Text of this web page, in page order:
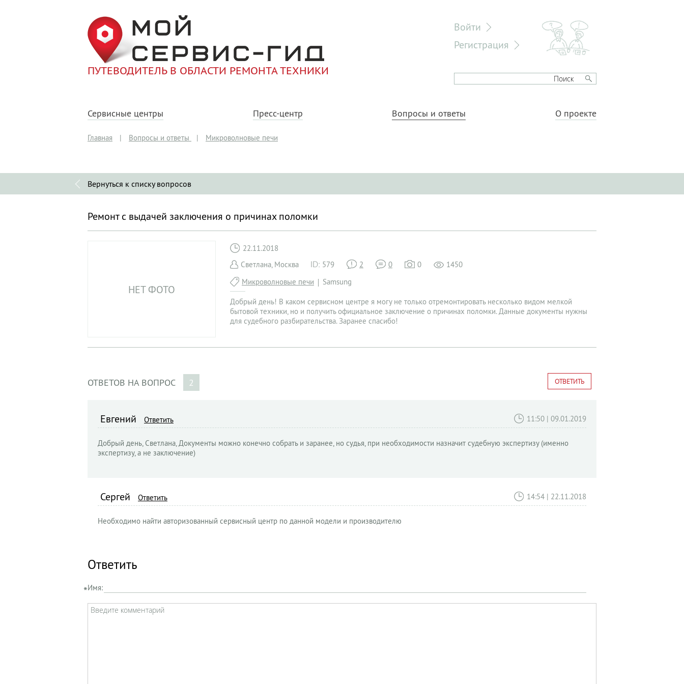
ПУТЕВОДИТЕЛЬ В ОБЛАСТИ РЕМОНТА ТЕХНИКИ
Войти
Регистрация
Сервисные центры Пресс-центр Вопросы и ответы О проекте
Главная | Вопросы и ответы | Микроволновые печи
Вернуться к списку вопросов
Ремонт с выдачей заключения о причинах поломки
НЕТ ФОТО
22.11.2018
Светлана, Москва
579 2 0 0
1450
Микроволновые печи
Samsung
Добрый день! В каком сервисном центре я могу не только отремонтировать несколько видом мелкой
бытовой техники, но и получить официальное заключение о причинах поломки. Данные документы нужны
для судебного разбирательства. Заранее спасибо!
ОТВЕТИТЬ
ОТВЕТОВ НА ВОПРОС 2
11:50 | 09.01.2019
Евгений Ответить
Добрый день, Светлана, Документы можно конечно собрать и заранее, но судья, при необходимости назначит судебную экспертизу (именно
экспертизу, а не заключение)
14:54 | 22.11.2018
Сергей Ответить
Необходимо найти авторизованный сервисный центр по данной модели и производителю
Ответить
Имя: